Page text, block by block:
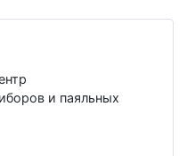
и паяльных